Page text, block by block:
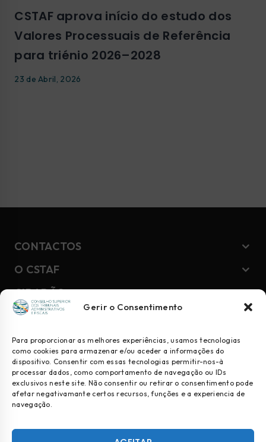
Gerir o Consentimento
Para proporcionar as melhores experiências, usamos tecnologias
como cookies para armazenar e/ou aceder a informações do
dispositivo. Consentir com essas tecnologias permitir-nos-à
processar dados, como comportamento de navegação ou IDs
exclusivos neste site. Não consentir ou retirar o consentimento pode
afetar negativamante certos recursos, funções e a experiencia de
navegação.
CSTAF aprova início do estudo dos
Valores Processuais de Referência
para triénio 2026–2028
23 de Abril, 2026
CONTACTOS
O CSTAF
CIDADÃO
NEWSLETTER
Geral
Juízes
Comunicação Social